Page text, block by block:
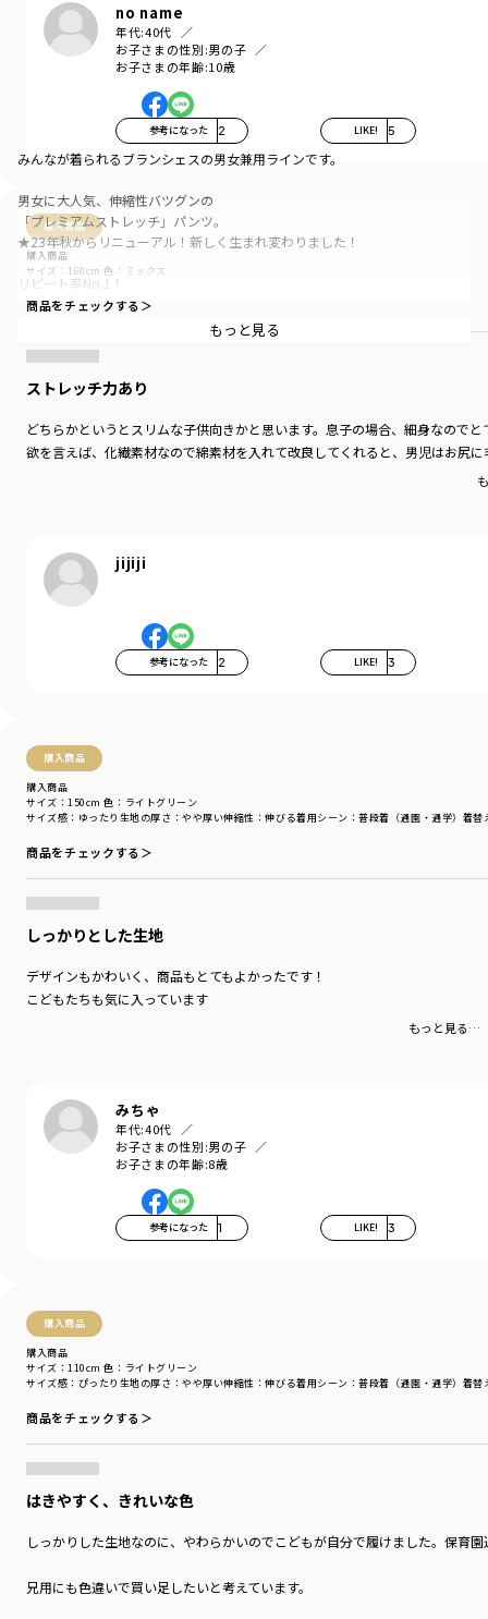
no name
年代:40代
お子さまの性別:男の子
お子さまの年齢:10歳
参考になった 2 LIKE! 5
購入商品
購入商品
サイズ：160cm 色：ミックス
商品をチェックする＞
ストレッチ力あり
どちらかというとスリムな子供向きかと思います。息子の場合、細身なので
欲を言えば、化繊素材なので綿素材を入れて改良してくれると、男児はお
jijiji
参考になった 2 LIKE! 3
購入商品
購入商品
サイズ感 ：ゆったり 生地の厚さ ：やや厚い伸縮性 ：伸びる着用シーン ：普段着（通園・通学） 着替
サイズ：150cm 色：ライトグリーン
商品をチェックする＞
しっかりとした生地
デザインもかわいく、商品もとてもよかったです！
こどもたちも気に入っています
もっと見る…
みちゃ
年代:40代
お子さまの性別:男の子
お子さまの年齢:8歳
参考になった 1 LIKE! 3
購入商品
購入商品
サイズ感 ：ぴったり 生地の厚さ ：やや厚い伸縮性 ：伸びる着用シーン ：普段着（通園・通学） 着替
サイズ：110cm 色：ライトグリーン
商品をチェックする＞
はきやすく、きれいな色
しっかりした生地なのに、やわらかいのでこどもが自分で履けました。保育
兄用にも色違いで買い足したいと考えています。
みんなが着られるブランシェスの男女兼用ラインです。
男女に大人気、伸縮性バツグンの
「プレミアムストレッチ」パンツ。
★23年秋からリニューアル！新しく生まれ変わりました！
リピート率No.1！
定番ロングパンツとして親しまれてきた
ありながら、身体に程よくフィットするデザインに♪
なんども修正を重ねシルエットをアップデート！
きれいなシルエットでスタイル良く、
男女兼用で使って頂けます。
おしりを包みこむ形状で、しゃがんだときに
ずれにくい安心設計です。
160センチはネット限定のサイズ展開です。
-----
透け感：なし
ポケット：あり
モデル：身長105.0cm 体重14.5kg
サイズ：サイズ110
ブランド ／branshes
商品番号
／25-4132-905
もっと見る